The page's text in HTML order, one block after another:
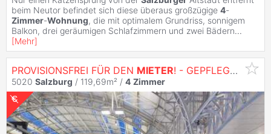
beim Neutor befindet sich diese überaus großzügige 4-
Zimmer-Wohnung, die mit optimalem Grundriss, sonnigem
Balkon, drei geräumigen Schlafzimmern und zwei Bädern...
[Mehr]
PROVISIONSFREI FÜR DEN MIETER! - GEPFLEGTE URBANITÄT großzügige
5020 Salzburg / 119,69m² / 4 Zimmer